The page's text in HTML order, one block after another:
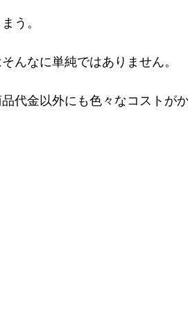
う。
んなに単純ではありません。
代金以外にも色々なコストがか